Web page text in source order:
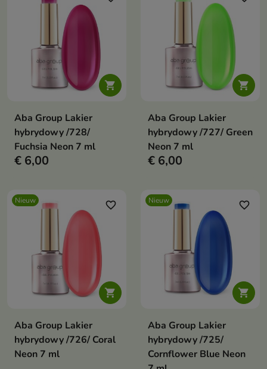

Aba Group Lakier
hybrydowy /728/
Fuchsia Neon 7 ml
€ 6,00

Aba Group Lakier
hybrydowy /727/ Green
Neon 7 ml
€ 6,00
Nieuw

favorite_border
Aba Group Lakier
hybrydowy /726/ Coral
Neon 7 ml
Nieuw

favorite_border
Aba Group Lakier
hybrydowy /725/
Cornflower Blue Neon